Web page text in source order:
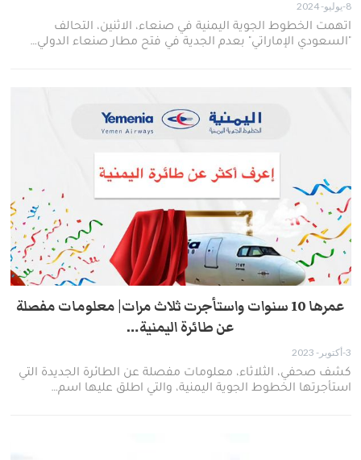
8-يوليو- 2024
اتهمت الخطوط الجوية اليمنية في صنعاء، الاثنين، التحالف
"السعودي الإماراتي" بعدم الجدية في فتح مطار صنعاء الدولي…
عمرها 10 سنوات واستأجرت ثلاث مرات| معلومات مفصلة
عن طائرة اليمنية…
3-أكتوبر- 2023
كشف صحفي، الثلاثاء، معلومات مفصلة عن الطائرة الجديدة التي
استأجرتها الخطوط الجوية اليمنية، والتي اطلق عليها اسم…